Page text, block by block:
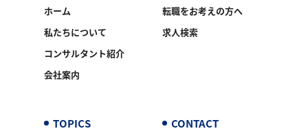
ホーム
私たちについて
コンサルタント紹介
会社案内
転職をお考えの方へ
求人検索
TOPICS CONTACT